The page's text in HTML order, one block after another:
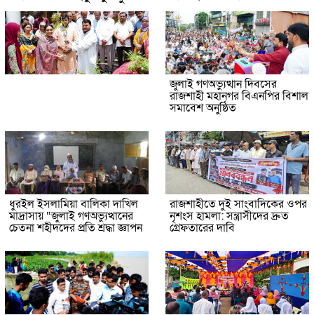
জুলাই গণঅভ্যুত্থান দিবসের
রাজশাহী মহানগর বিএনপির বিশাল
সমাবেশ অনুষ্ঠিত
ধুরইল ইসলামিয়া বালিকা দাখিল
মাদ্রাসায় “জুলাই গণঅভ্যুত্থানের
চেতনা শহীদদের প্রতি শ্রদ্ধা জ্ঞাপন
রাজশাহীতে দুই সাংবাদিকের ওপর
নৃশংস হামলা: সন্ত্রাসীদের দ্রুত
গ্রেফতারের দাবি